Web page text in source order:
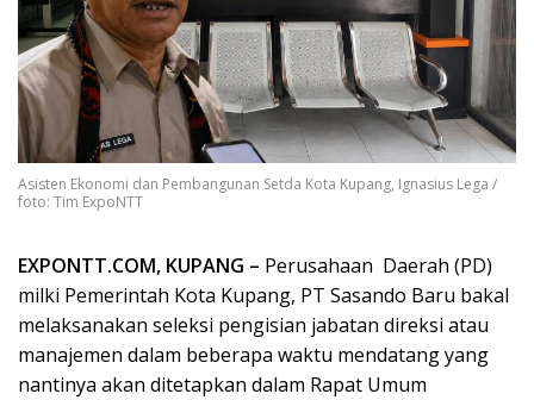
Asisten Ekonomi dan Pembangunan Setda Kota Kupang, Ignasius Lega /
foto: Tim ExpoNTT
EXPONTT.COM, KUPANG – Perusahaan Daerah (PD)
milki Pemerintah Kota Kupang, PT Sasando Baru bakal
melaksanakan seleksi pengisian jabatan direksi atau
manajemen dalam beberapa waktu mendatang yang
nantinya akan ditetapkan dalam Rapat Umum